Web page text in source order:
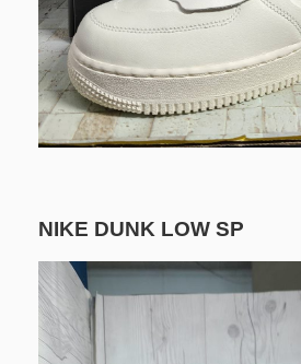
NIKE DUNK LOW SP